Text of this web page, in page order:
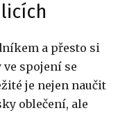
a přesto si
spojení se
je nejen naučit
oblečení, ale